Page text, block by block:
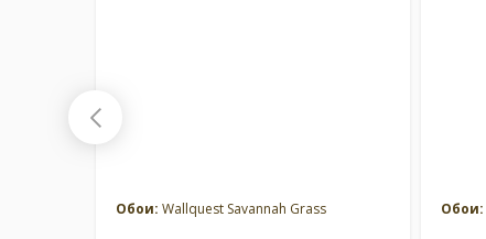
Обои: Wallquest Savannah Grass Обои: